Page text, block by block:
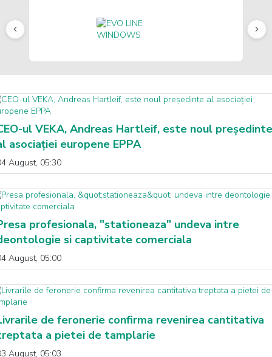
ul VEKA, Andreas Hartleif, este noul președinte
asociației europene EPPA
August, 05:30
profesionala, "stationeaza" undeva intre
si captivitate comerciala
August, 05:00
de feronerie confirma revenirea cantitativa
a pietei de tamplarie
August, 05:03